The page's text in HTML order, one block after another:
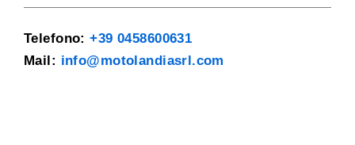
Telefono:+39 0458600631
Mail: info@motolandiasrl.com